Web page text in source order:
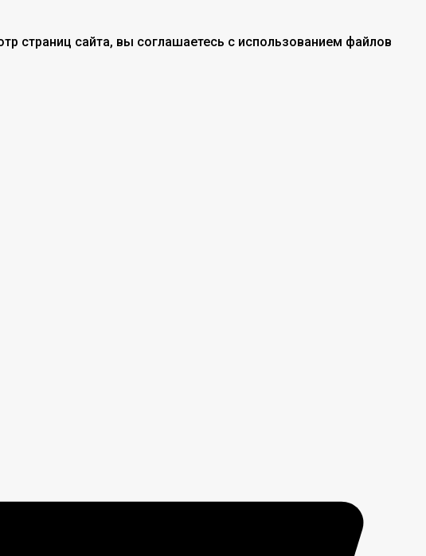
страниц сайта, вы соглашаетесь с использованием файлов